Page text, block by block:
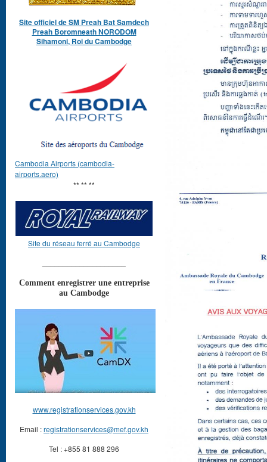
Site officiel de SM Preah Bat Samdech
Preah Boromneath NORODOM
Sihamoni, Roi du Cambodge
Cambodia Airports (cambodia-
airports.aero)
** ** **
Site du réseau ferré au Cambodge
Comment enregistrer une entreprise
au Cambodge
www.registrationservices.gov.kh
Email :registrationservices@mef.gov.kh
Tel : +855 81 888 296